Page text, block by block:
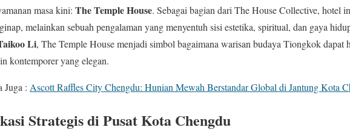
masa kini: The Temple House. Sebagai bagian dari The House Collective, hotel
melainkan sebuah pengalaman yang menyentuh sisi estetika, spiritual, dan gaya
Li, The Temple House menjadi simbol bagaimana warisan budaya Tiongkok dapat
kontemporer yang elegan.
Juga : Ascott Raffles City Chengdu: Hunian Mewah Berstandar Global di Jantung Kota
Strategis di Pusat Kota Chengdu